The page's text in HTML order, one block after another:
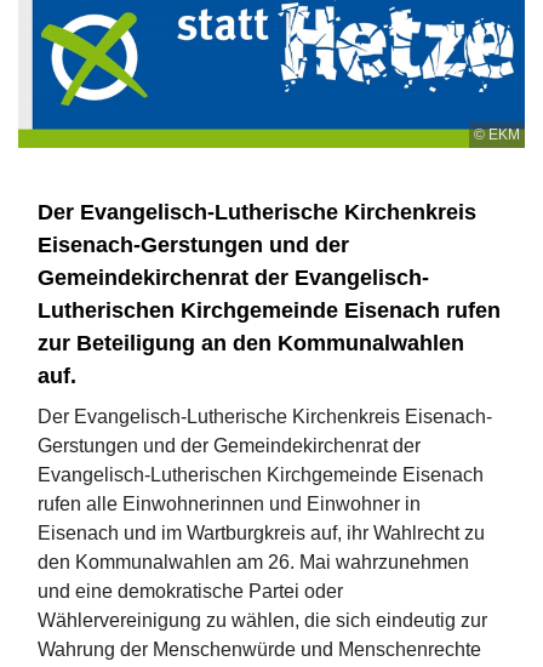
© EKM
Der Evangelisch-Lutherische Kirchenkreis
Eisenach-Gerstungen und der
Gemeindekirchenrat der Evangelisch-
Lutherischen Kirchgemeinde Eisenach rufen
zur Beteiligung an den Kommunalwahlen
auf.
Der Evangelisch-Lutherische Kirchenkreis Eisenach-
Gerstungen und der Gemeindekirchenrat der
Evangelisch-Lutherischen Kirchgemeinde Eisenach
rufen alle Einwohnerinnen und Einwohner in
Eisenach und im Wartburgkreis auf, ihr Wahlrecht zu
den Kommunalwahlen am 26. Mai wahrzunehmen
und eine demokratische Partei oder
Wählervereinigung zu wählen, die sich eindeutig zur
Wahrung der Menschenwürde und Menschenrechte